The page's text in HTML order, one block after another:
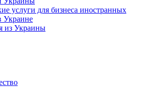
услуги для бизнеса иностранных
Украине
из Украины